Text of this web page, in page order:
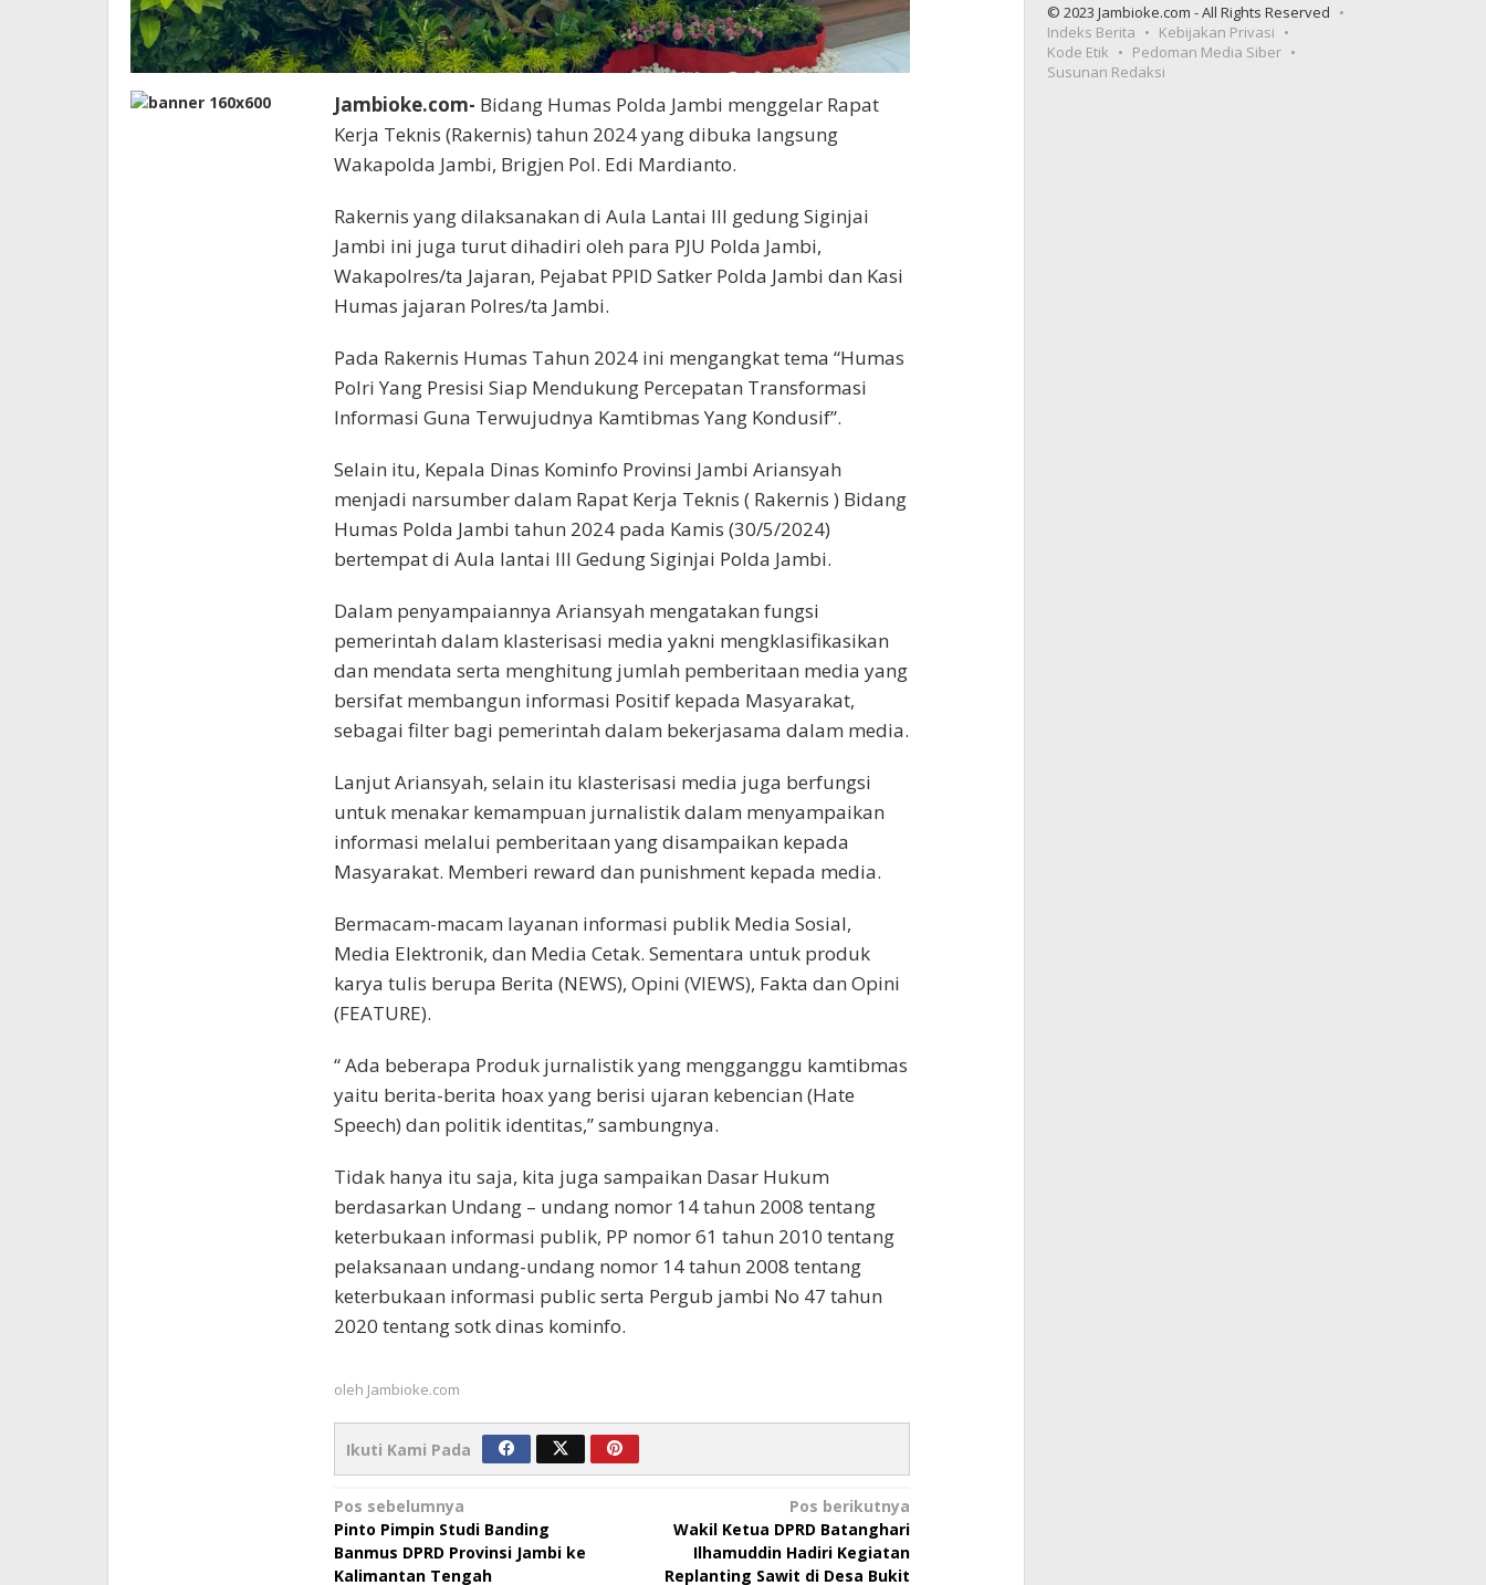
Jambioke.com- Bidang Humas Polda Jambi menggelar Rapat
Kerja Teknis (Rakernis) tahun 2024 yang dibuka langsung
Wakapolda Jambi, Brigjen Pol. Edi Mardianto.
Rakernis yang dilaksanakan di Aula Lantai III gedung Siginjai
Jambi ini juga turut dihadiri oleh para PJU Polda Jambi,
Wakapolres/ta Jajaran, Pejabat PPID Satker Polda Jambi dan Kasi
Humas jajaran Polres/ta Jambi.
Pada Rakernis Humas Tahun 2024 ini mengangkat tema “Humas
Polri Yang Presisi Siap Mendukung Percepatan Transformasi
Informasi Guna Terwujudnya Kamtibmas Yang Kondusif”.
Selain itu, Kepala Dinas Kominfo Provinsi Jambi Ariansyah
menjadi narsumber dalam Rapat Kerja Teknis ( Rakernis ) Bidang
Humas Polda Jambi tahun 2024 pada Kamis (30/5/2024)
bertempat di Aula lantai III Gedung Siginjai Polda Jambi.
Dalam penyampaiannya Ariansyah mengatakan fungsi
pemerintah dalam klasterisasi media yakni mengklasifikasikan
dan mendata serta menghitung jumlah pemberitaan media yang
bersifat membangun informasi Positif kepada Masyarakat,
sebagai filter bagi pemerintah dalam bekerjasama dalam media.
Lanjut Ariansyah, selain itu klasterisasi media juga berfungsi
untuk menakar kemampuan jurnalistik dalam menyampaikan
informasi melalui pemberitaan yang disampaikan kepada
Masyarakat. Memberi reward dan punishment kepada media.
Bermacam-macam layanan informasi publik Media Sosial,
Media Elektronik, dan Media Cetak. Sementara untuk produk
karya tulis berupa Berita (NEWS), Opini (VIEWS), Fakta dan Opini
(FEATURE).
“ Ada beberapa Produk jurnalistik yang mengganggu kamtibmas
yaitu berita-berita hoax yang berisi ujaran kebencian (Hate
Speech) dan politik identitas,” sambungnya.
Tidak hanya itu saja, kita juga sampaikan Dasar Hukum
berdasarkan Undang – undang nomor 14 tahun 2008 tentang
keterbukaan informasi publik, PP nomor 61 tahun 2010 tentang
pelaksanaan undang-undang nomor 14 tahun 2008 tentang
keterbukaan informasi public serta Pergub jambi No 47 tahun
2020 tentang sotk dinas kominfo.
oleh Jambioke.com
Ikuti Kami Pada
Navigasi
pos
Pos sebelumnya
Pinto Pimpin Studi Banding
Banmus DPRD Provinsi Jambi ke
Kalimantan Tengah
Pos berikutnya
Wakil Ketua DPRD Batanghari
Ilhamuddin Hadiri Kegiatan
Replanting Sawit di Desa Bukit
© 2023 Jambioke.com - All Rights Reserved
Indeks Berita
Kebijakan Privasi
Kode Etik
Pedoman Media Siber
Susunan Redaksi